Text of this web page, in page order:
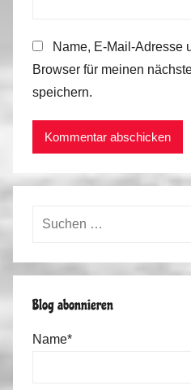
Name, E-Mail-Adresse
Browser für meinen
speichern.
Suchen
Blog abonnieren
Name*